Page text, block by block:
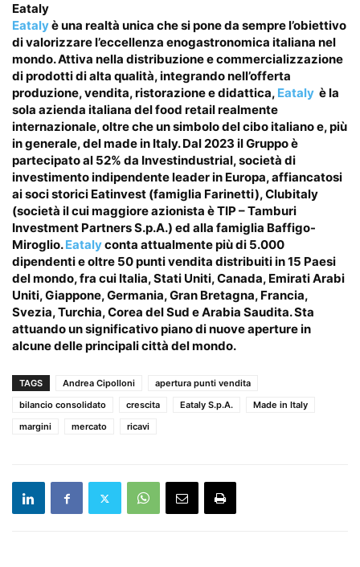
Eataly
Eatalyè una realtà unica che si pone da sempre l’obiettivo
di valorizzare l’eccellenza enogastronomica italiana nel
mondo. Attiva nella distribuzione e commercializzazione
di prodotti di alta qualità, integrando nell’offerta
produzione, vendita, ristorazione e didattica, Eataly è la
sola azienda italiana del food retail realmente
internazionale, oltre che un simbolo del cibo italiano e, più
in generale, del made in Italy. Dal 2023 il Gruppo è
partecipato al 52% da Investindustrial, società di
investimento indipendente leader in Europa, affiancatosi
ai soci storici Eatinvest (famiglia Farinetti), Clubitaly
(società il cui maggiore azionista è TIP – Tamburi
Investment Partners S.p.A.) ed alla famiglia Baffigo-
Miroglio.Eatalyconta attualmente più di 5.000
dipendenti e oltre 50 punti vendita distribuiti in 15 Paesi
del mondo, fra cui Italia, Stati Uniti, Canada, Emirati Arabi
Uniti, Giappone, Germania, Gran Bretagna, Francia,
Svezia, Turchia, Corea del Sud e Arabia Saudita. Sta
attuando un significativo piano di nuove aperture in
alcune delle principali città del mondo.
TAGS Andrea Cipolloni
apertura punti vendita
bilancio consolidato
crescita Eataly S.p.A.
Made in Italy
margini
mercato ricavi